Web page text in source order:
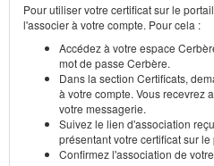
Pour utiliser votre certificat sur le
l'associer à votre compte. Pour cela :
Accédez à votre espace
mot de passe Cerbère.
Dans la section Certificats,
à votre compte. Vous recevrez
votre messagerie.
Suivez le lien d'association
présentant votre certificat sur
Confirmez l'association de